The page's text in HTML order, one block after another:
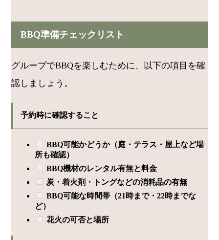
BBQ準備チェックリスト
グループでBBQを楽しむために、以下の項目を確
認しましょう。
予約時に確認すること
BBQ可能かどうか（庭・テラス・屋上など場
所も確認）
BBQ機材のレンタル有無と料金
炭・着火剤・トングなどの消耗品の有無
BBQ可能な時間帯（21時まで・22時までな
ど）
花火の可否と場所